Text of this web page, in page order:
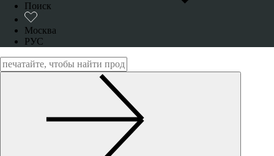
Поиск
Москва
РУС